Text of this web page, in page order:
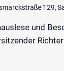
129,
und